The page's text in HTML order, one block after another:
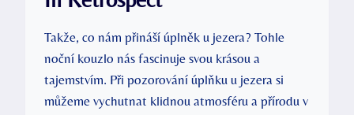
Takže, co nám přináší úplněk u jezera? Tohle
noční kouzlo nás fascinuje svou krásou a
tajemstvím. Při pozorování úplňku u jezera si
můžeme vychutnat klidnou atmosféru a přírodu v